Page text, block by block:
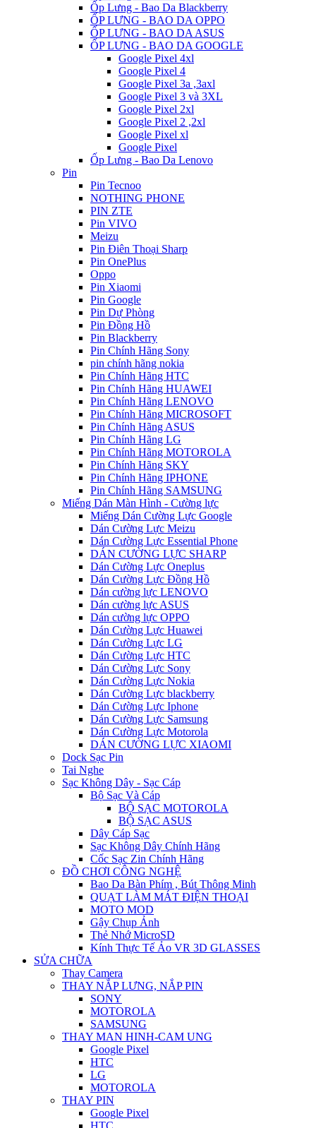
Ốp Lưng - Bao Da Blackberry
ỐP LƯNG - BAO DA OPPO
ỐP LƯNG - BAO DA ASUS
ỐP LƯNG - BAO DA GOOGLE
Google Pixel 4xl
Google Pixel 4
Google Pixel 3a ,3axl
Google Pixel 3 và 3XL
Google Pixel 2xl
Google Pixel 2 ,2xl
Google Pixel xl
Google Pixel
Ốp Lưng - Bao Da Lenovo
Pin
Pin Tecnoo
NOTHING PHONE
PIN ZTE
Pin VIVO
Meizu
Pin Điên Thoại Sharp
Pin OnePlus
Oppo
Pin Xiaomi
Pin Google
Pin Dự Phòng
Pin Đồng Hồ
Pin Blackberry
Pin Chính Hãng Sony
pin chính hãng nokia
Pin Chính Hãng HTC
Pin Chính Hãng HUAWEI
Pin Chính Hãng LENOVO
Pin Chính Hãng MICROSOFT
Pin Chính Hãng ASUS
Pin Chính Hãng LG
Pin Chính Hãng MOTOROLA
Pin Chính Hãng SKY
Pin Chính Hãng IPHONE
Pin Chính Hãng SAMSUNG
Miếng Dán Màn Hình - Cường lực
Miếng Dán Cường Lực Google
Dán Cường Lực Meizu
Dán Cường Lực Essential Phone
DÁN CƯỜNG LỰC SHARP
Dán Cường Lực Oneplus
Dán Cường Lực Đồng Hồ
Dán cường lực LENOVO
Dán cường lực ASUS
Dán cường lực OPPO
Dán Cường Lực Huawei
Dán Cường Lực LG
Dán Cường Lực HTC
Dán Cường Lực Sony
Dán Cường Lực Nokia
Dán Cường Lực blackberry
Dán Cường Lực Iphone
Dán Cường Lực Samsung
Dán Cường Lực Motorola
DÁN CƯỜNG LỰC XIAOMI
Dock Sạc Pin
Tai Nghe
Sạc Không Dây - Sạc Cáp
Bộ Sạc Và Cáp
BỘ SẠC MOTOROLA
BỘ SẠC ASUS
Dây Cáp Sạc
Sạc Không Dây Chính Hãng
Cốc Sạc Zin Chính Hãng
ĐỒ CHƠI CÔNG NGHỆ
Bao Da Bàn Phím , Bút Thông Minh
QUẠT LÀM MÁT ĐIỆN THOẠI
MOTO MOD
Gậy Chụp Ảnh
Thẻ Nhớ MicroSD
Kính Thực Tế Ảo VR 3D GLASSES
SỬA CHỮA
Thay Camera
THAY NẮP LƯNG, NẮP PIN
SONY
MOTOROLA
SAMSUNG
THAY MAN HINH-CAM UNG
Google Pixel
HTC
LG
MOTOROLA
THAY PIN
Google Pixel
HTC